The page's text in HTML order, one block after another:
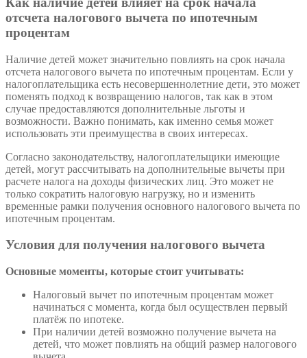
отсчета налогового вычета по ипотечным
процентам
Наличие детей может значительно повлиять на срок начала
отсчета налогового вычета по ипотечным процентам. Если у
налогоплательщика есть несовершеннолетние дети, это может
поменять подход к возвращению налогов, так как в этом
случае предоставляются дополнительные льготы и
возможности. Важно понимать, как именно семья может
использовать эти преимущества в своих интересах.
Согласно законодательству, налогоплательщики имеющие
детей, могут рассчитывать на дополнительные вычеты при
расчете налога на доходы физических лиц. Это может не
только сократить налоговую нагрузку, но и изменить
временные рамки получения основного налогового вычета по
ипотечным процентам.
Условия для получения налогового вычета
Основные моменты, которые стоит учитывать:
Налоговый вычет по ипотечным процентам может
начинаться с момента, когда был осуществлен первый
платёж по ипотеке.
При наличии детей возможно получение вычета на
детей, что может повлиять на общий размер налогового